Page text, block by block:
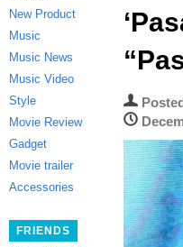
New Product
Music
Music News
Music Video
Style
Movie Review
Gadget
Movie trailer
Accessories
FRIENDS